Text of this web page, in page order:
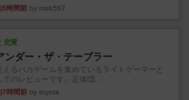
5時間前 by mob567
充実
ンダー・ザ・テーブラー
えるバカゲームを集めているライトゲーマーと
してのレビューです。正体隠...
7時間前 by toyota